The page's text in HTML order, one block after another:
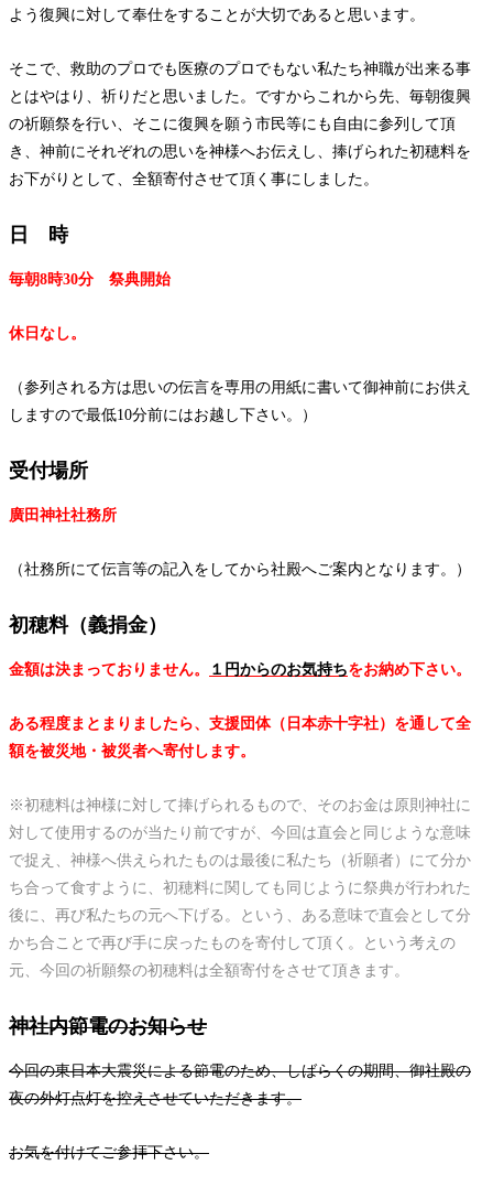
よう復興に対して奉仕をすることが大切であると思います。
そこで、救助のプロでも医療のプロでもない私たち神職が出来る事
とはやはり、祈りだと思いました。ですからこれから先、毎朝復興
の祈願祭を行い、そこに復興を願う市民等にも自由に参列して頂
き、神前にそれぞれの思いを神様へお伝えし、捧げられた初穂料を
お下がりとして、全額寄付させて頂く事にしました。
日 時
毎朝8時30分 祭典開始
休日なし。
（参列される方は思いの伝言を専用の用紙に書いて御神前にお供え
しますので最低10分前にはお越し下さい。）
受付場所
廣田神社社務所
（社務所にて伝言等の記入をしてから社殿へご案内となります。）
初穂料（義捐金）
金額は決まっておりません。 １円からのお気持ちをお納め下さい。
ある程度まとまりましたら、支援団体（日本赤十字社）を通して全
額を被災地・被災者へ寄付します。
※初穂料は神様に対して捧げられるもので、そのお金は原則神社に
対して使用するのが当たり前ですが、今回は直会と同じような意味
で捉え、神様へ供えられたものは最後に私たち（祈願者）にて分か
ち合って食すように、初穂料に関しても同じように祭典が行われた
後に、再び私たちの元へ下げる。という、ある意味で直会として分
かち合ことで再び手に戻ったものを寄付して頂く。という考えの
元、今回の祈願祭の初穂料は全額寄付をさせて頂きます。
神社内節電のお知らせ
今回の東日本大震災による節電のため、しばらくの期間、御社殿の
夜の外灯点灯を控えさせていただきます。
お気を付けてご参拝下さい。